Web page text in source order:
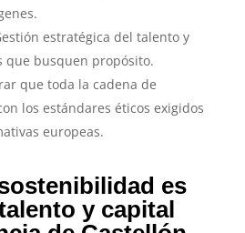
estratégica del talento y
que busquen propósito.
que toda la cadena de
los estándares éticos exigidos
europeas.
es
y capital